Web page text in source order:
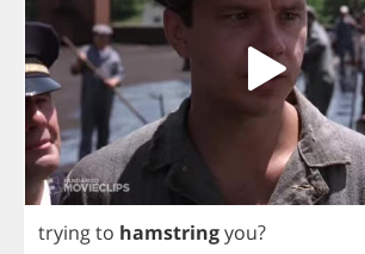
tryingto hamstringyou?